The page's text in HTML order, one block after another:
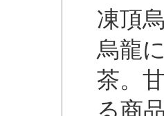
凍頂
烏龍
茶。
る商